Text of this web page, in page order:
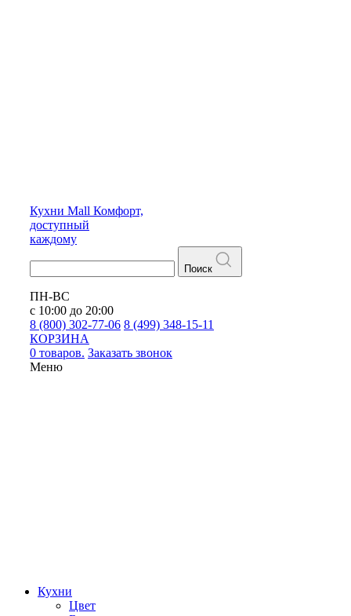
Кухни Mall Комфорт,
доступный
каждому
Поиск
ПН-ВС
с 10:00 до 20:00
8 (800) 302-77-06 8 (499) 348-15-11
КОРЗИНА
0 товаров. Заказать звонок
Меню
Кухни
Цвет